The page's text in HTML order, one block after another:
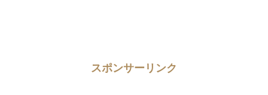
スポンサーリンク